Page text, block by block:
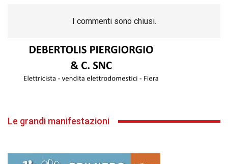
I commenti sono chiusi.
Le grandi manifestazioni